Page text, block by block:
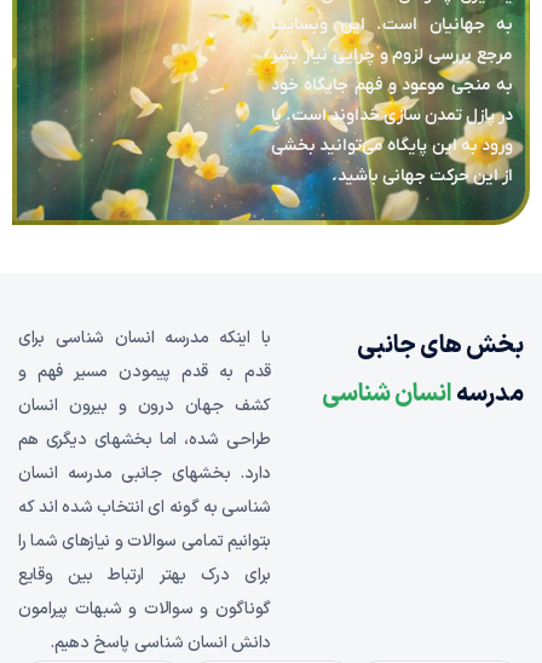
به جهانیان است. این وبسایت
مرجع بررسی لزوم و چرایی نیاز بشر
به منجی موعود و فهم جایگاه خود
در پازل تمدن سازی خداوند است. با
ورود به این پایگاه می‌توانید بخشی
از این حرکت جهانی باشید.
بخش های جانبی
مدرسهانسان شناسی
با اینکه مدرسه انسان شناسی برای
قدم به قدم پیمودن مسیر فهم و
کشف جهان درون و بیرون انسان
طراحی شده، اما بخشهای دیگری هم
دارد. بخشهای جانبی مدرسه انسان
شناسی به گونه ای انتخاب شده اند که
بتوانیم تمامی سوالات و نیازهای شما را
برای درک بهتر ارتباط بین وقایع
گوناگون و سوالات و شبهات پیرامون
دانش انسان شناسی پاسخ دهیم.